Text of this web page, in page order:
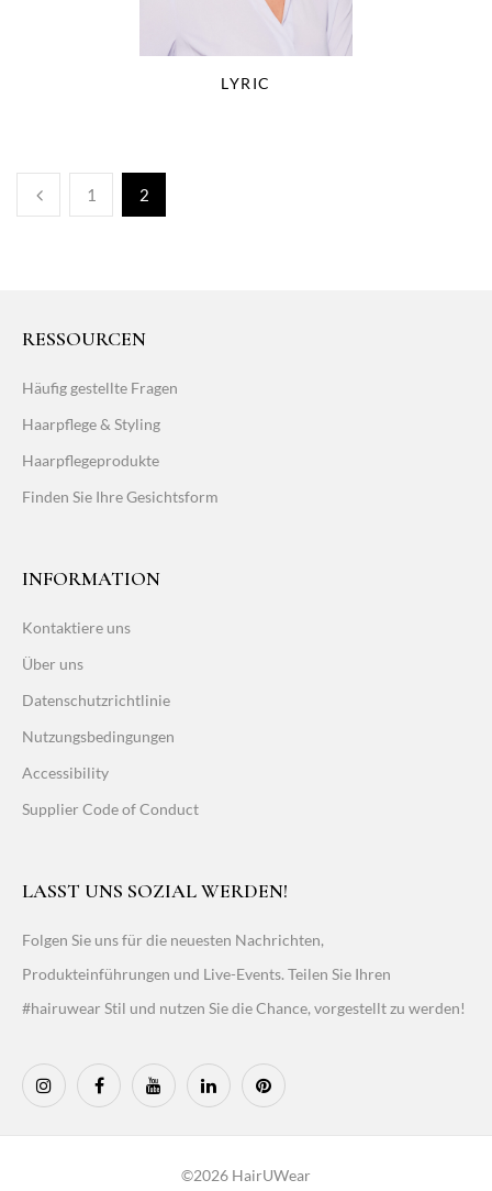
LYRIC
1 2
RESSOURCEN
Häufig gestellte Fragen
Haarpflege & Styling
Haarpflegeprodukte
Finden Sie Ihre Gesichtsform
INFORMATION
Kontaktiere uns
Über uns
Datenschutzrichtlinie
Nutzungsbedingungen
Accessibility
Supplier Code of Conduct
LASST UNS SOZIAL WERDEN!
Folgen Sie uns für die neuesten Nachrichten,
Produkteinführungen und Live-Events. Teilen Sie Ihren
#hairuwear Stil und nutzen Sie die Chance, vorgestellt zu werden!
©2026 HairUWear